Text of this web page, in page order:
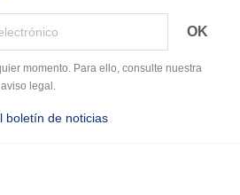
momento. Para ello, consulte nuestra
legal.
boletín de noticias